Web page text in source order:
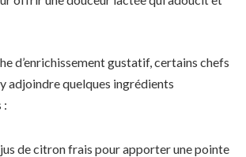
d’enrichissement gustatif, certains chefs
adjoindre quelques ingrédients
:
de citron frais pour apporter une pointe